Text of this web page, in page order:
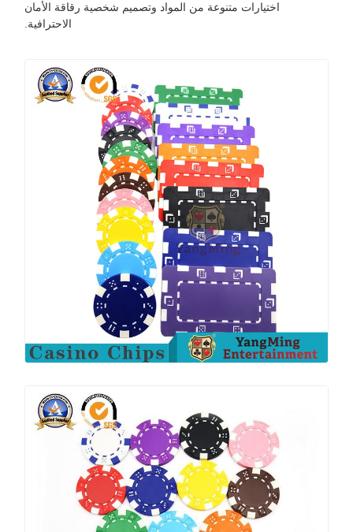
اختيارات متنوعة من المواد وتصميم شخصية رقاقة الأمان
الاحترافية.